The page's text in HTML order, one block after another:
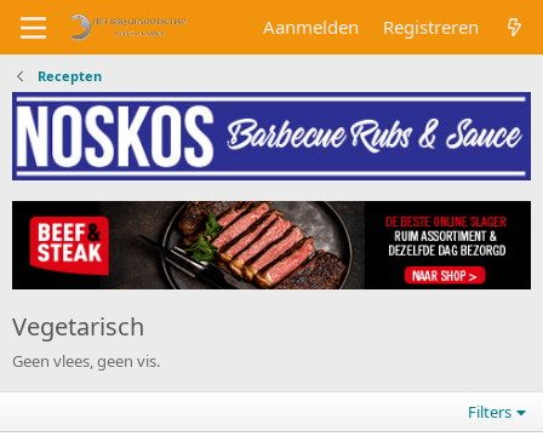
Aanmelden Registreren
Recepten
Vegetarisch
Geen vlees, geen vis.
Filters